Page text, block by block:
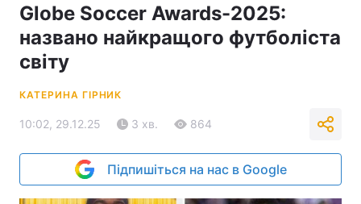
Globe Soccer Awards-2025:
названо найкращого футболіста
світу
КАТЕРИНА ГІРНИК
10:02, 29.12.25 3 хв. 864
Підпишіться на нас в Google